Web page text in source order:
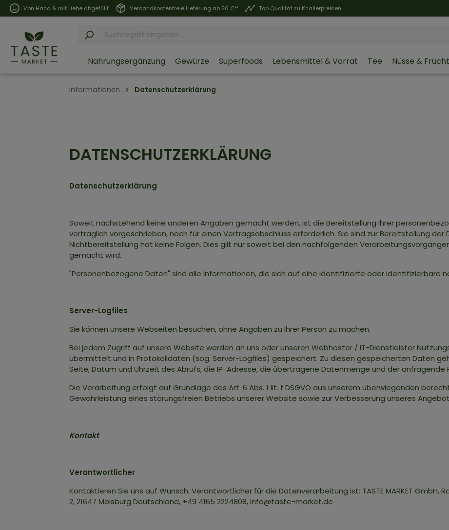
Von Hand & mit Liebe abgefüllt Versandkostenfreie Lieferung ab 50 €*¹ Top Qualität zu Knallerpreisen
Nahrungsergänzung Gewürze Superfoods Lebensmittel & Vorrat Tee Nüsse &
Informationen Datenschutzerklärung
DATENSCHUTZ­ERKLÄRUNG
Datenschutzerklärung
Soweit nachstehend keine anderen Angaben gemacht werden, ist die Bereitstellung Ihrer
vertraglich vorgeschrieben, noch für einen Vertragsabschluss erforderlich. Sie sind zur Bereitstellung der
Nichtbereitstellung hat keine Folgen. Dies gilt nur soweit bei den nachfolgenden
gemacht wird.
"Personenbezogene Daten" sind alle Informationen, die sich auf eine identifizierte oder identifizierbare
Server-Logfiles
Sie können unsere Webseiten besuchen, ohne Angaben zu Ihrer Person zu machen.
Bei jedem Zugriff auf unsere Website werden an uns oder unseren Webhoster / IT-Dienstleister
übermittelt und in Protokolldaten (sog. Server-Logfiles) gespeichert. Zu diesen gespeicherten Daten
Seite, Datum und Uhrzeit des Abrufs, die IP-Adresse, die übertragene Datenmenge und der anfragende
Die Verarbeitung erfolgt auf Grundlage des Art. 6 Abs. 1 lit. f DSGVO aus unserem überwiegenden
Gewährleistung eines störungsfreien Betriebs unserer Website sowie zur Verbesserung unseres
Kontakt
Verantwortlicher
Kontaktieren Sie uns auf Wunsch. Verantwortlicher für die Datenverarbeitung ist: TASTE MARKET GmbH,
2, 21647 Moisburg Deutschland, +49 4165 2224808, info@taste-market.de